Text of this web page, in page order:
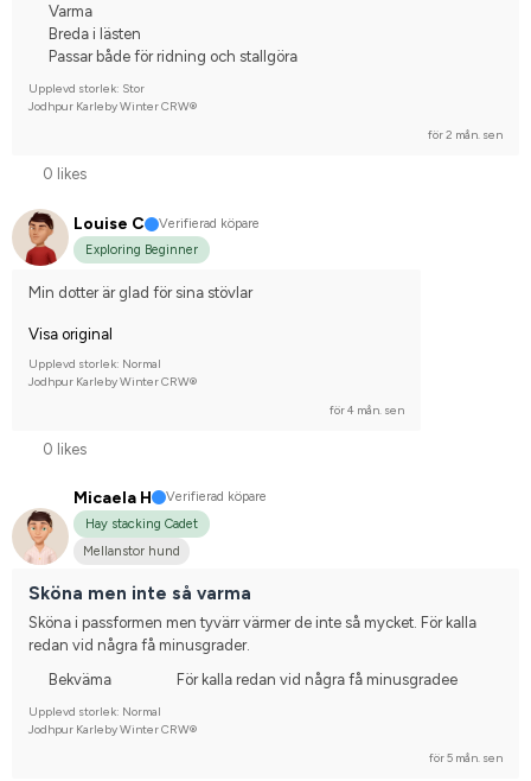
Varma
Breda i lästen
Passar både för ridning och stallgöra
Upplevd storlek: Stor
Jodhpur Karleby Winter CRW®
för 2 mån. sen
0 likes
Louise C
Verifierad köpare
Exploring Beginner
Min dotter är glad för sina stövlar
Visa original
Upplevd storlek: Normal
Jodhpur Karleby Winter CRW®
för 4 mån. sen
0 likes
Micaela H
Verifierad köpare
Hay stacking Cadet
Mellanstor hund
Sköna men inte så varma
Sköna i passformen men tyvärr värmer de inte så mycket. För kalla
redan vid några få minusgrader.
Bekväma
För kalla redan vid några få minusgradee
Upplevd storlek: Normal
Jodhpur Karleby Winter CRW®
för 5 mån. sen